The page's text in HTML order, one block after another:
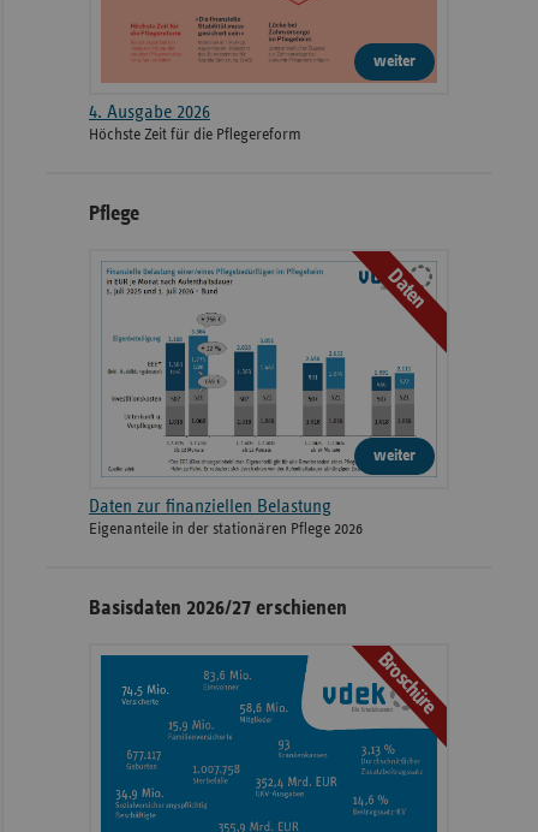
weiter
4. Ausgabe 2026
Höchste Zeit für die Pflegereform
Pflege
Daten
weiter
Daten zur finanziellen Belastung
Eigenanteile in der stationären Pflege 2026
Basisdaten 2026/27 erschienen
Broschüre